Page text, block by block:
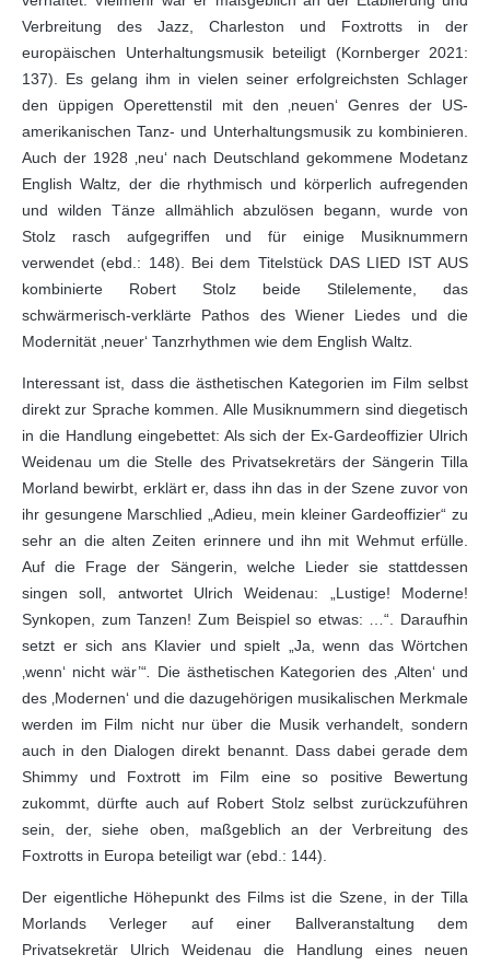
Verbreitung des Jazz, Charleston und Foxtrotts in der
europäischen Unterhaltungsmusik beteiligt (Kornberger 2021:
137). Es gelang ihm in vielen seiner erfolgreichsten Schlager
den üppigen Operettenstil mit den ‚neuen‘ Genres der US-
amerikanischen Tanz- und Unterhaltungsmusik zu kombinieren.
Auch der 1928 ‚neu‘ nach Deutschland gekommene Modetanz
English Waltz, der die rhythmisch und körperlich aufregenden
und wilden Tänze allmählich abzulösen begann, wurde von
Stolz rasch aufgegriffen und für einige Musiknummern
verwendet (ebd.: 148). Bei dem Titelstück DAS LIED IST AUS
kombinierte Robert Stolz beide Stilelemente, das
schwärmerisch-verklärte Pathos des Wiener Liedes und die
Modernität ‚neuer‘ Tanzrhythmen wie dem English Waltz
Interessant ist, dass die ästhetischen Kategorien im Film selbst
direkt zur Sprache kommen. Alle Musiknummern sind diegetisch
in die Handlung eingebettet: Als sich der Ex-Gardeoffizier Ulrich
Weidenau um die Stelle des Privatsekretärs der Sängerin Tilla
Morland bewirbt, erklärt er, dass ihn das in der Szene zuvor von
ihr gesungene Marschlied „Adieu, mein kleiner Gardeoffizier“ zu
sehr an die alten Zeiten erinnere und ihn mit Wehmut erfülle.
Auf die Frage der Sängerin, welche Lieder sie stattdessen
singen soll, antwortet Ulrich Weidenau: „Lustige! Moderne!
Synkopen, zum Tanzen! Zum Beispiel so etwas: …“. Daraufhin
setzt er sich ans Klavier und spielt „Ja, wenn das Wörtchen
‚wenn‘ nicht wär’“
Die ästhetischen Kategorien des ‚Alten‘ und
des ‚Modernen‘ und die dazugehörigen musikalischen Merkmale
werden im Film nicht nur über die Musik verhandelt, sondern
auch in den Dialogen direkt benannt. Dass dabei gerade dem
Shimmy und Foxtrott im Film eine so positive Bewertung
zukommt, dürfte auch auf Robert Stolz selbst zurückzuführen
sein, der, siehe oben, maßgeblich an der Verbreitung des
Foxtrotts in Europa beteiligt war (ebd.: 144).
Der eigentliche Höhepunkt des Films ist die Szene, in der Tilla
Morlands Verleger auf einer Ballveranstaltung dem
Privatsekretär Ulrich Weidenau die Handlung eines neuen